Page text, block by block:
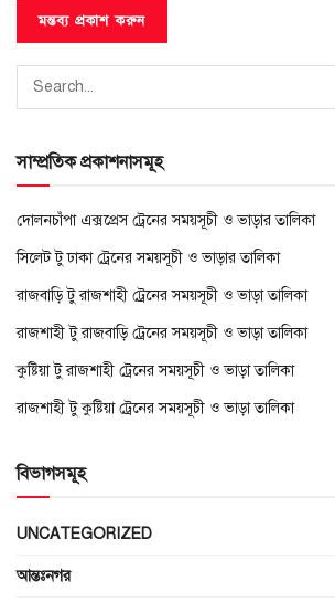
সাম্প্রতিক প্রকাশনাসমূহ
দোলনচাঁপা এক্সপ্রেস ট্রেনের সময়সূচী ও ভাড়ার তালিকা
সিলেট টু ঢাকা ট্রেনের সময়সূচী ও ভাড়ার তালিকা
রাজবাড়ি টু রাজশাহী ট্রেনের সময়সূচী ও ভাড়া তালিকা
রাজশাহী টু রাজবাড়ি ট্রেনের সময়সূচী ও ভাড়া তালিকা
কুষ্টিয়া টু রাজশাহী ট্রেনের সময়সূচী ও ভাড়া তালিকা
রাজশাহী টু কুষ্টিয়া ট্রেনের সময়সূচী ও ভাড়া তালিকা
বিভাগসমূহ
UNCATEGORIZED
আন্তঃনগর